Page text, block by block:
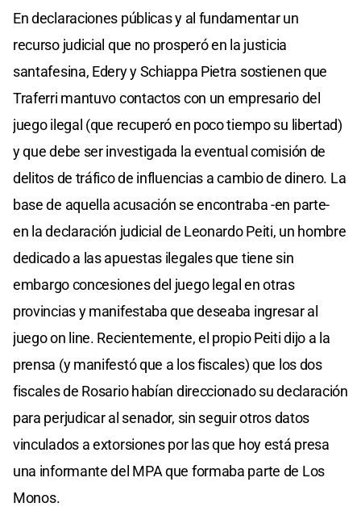
En declaraciones públicas y al fundamentar un
recurso judicial que no prosperó en la justicia
santafesina, Edery y Schiappa Pietra sostienen que
Traferri mantuvo contactos con un empresario del
juego ilegal (que recuperó en poco tiempo su libertad)
y que debe ser investigada la eventual comisión de
delitos de tráfico de influencias a cambio de dinero. La
base de aquella acusación se encontraba -en parte-
en la declaración judicial de Leonardo Peiti, un hombre
dedicado a las apuestas ilegales que tiene sin
embargo concesiones del juego legal en otras
provincias y manifestaba que deseaba ingresar al
juego on line. Recientemente, el propio Peiti dijo a la
prensa (y manifestó que a los fiscales) que los dos
fiscales de Rosario habían direccionado su declaración
para perjudicar al senador, sin seguir otros datos
vinculados a extorsiones por las que hoy está presa
una informante del MPA que formaba parte de Los
Monos.